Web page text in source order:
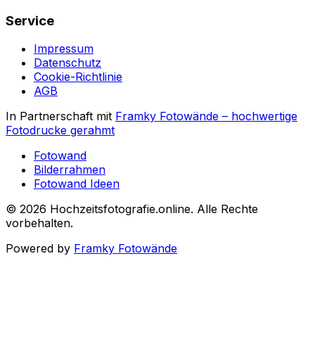
Service
Impressum
Datenschutz
Cookie-Richtlinie
AGB
In Partnerschaft mit Framky Fotowände – hochwertige
Fotodrucke gerahmt
Fotowand
Bilderrahmen
Fotowand Ideen
© 2026 Hochzeitsfotografie.online. Alle Rechte
vorbehalten.
Powered by Framky Fotowände